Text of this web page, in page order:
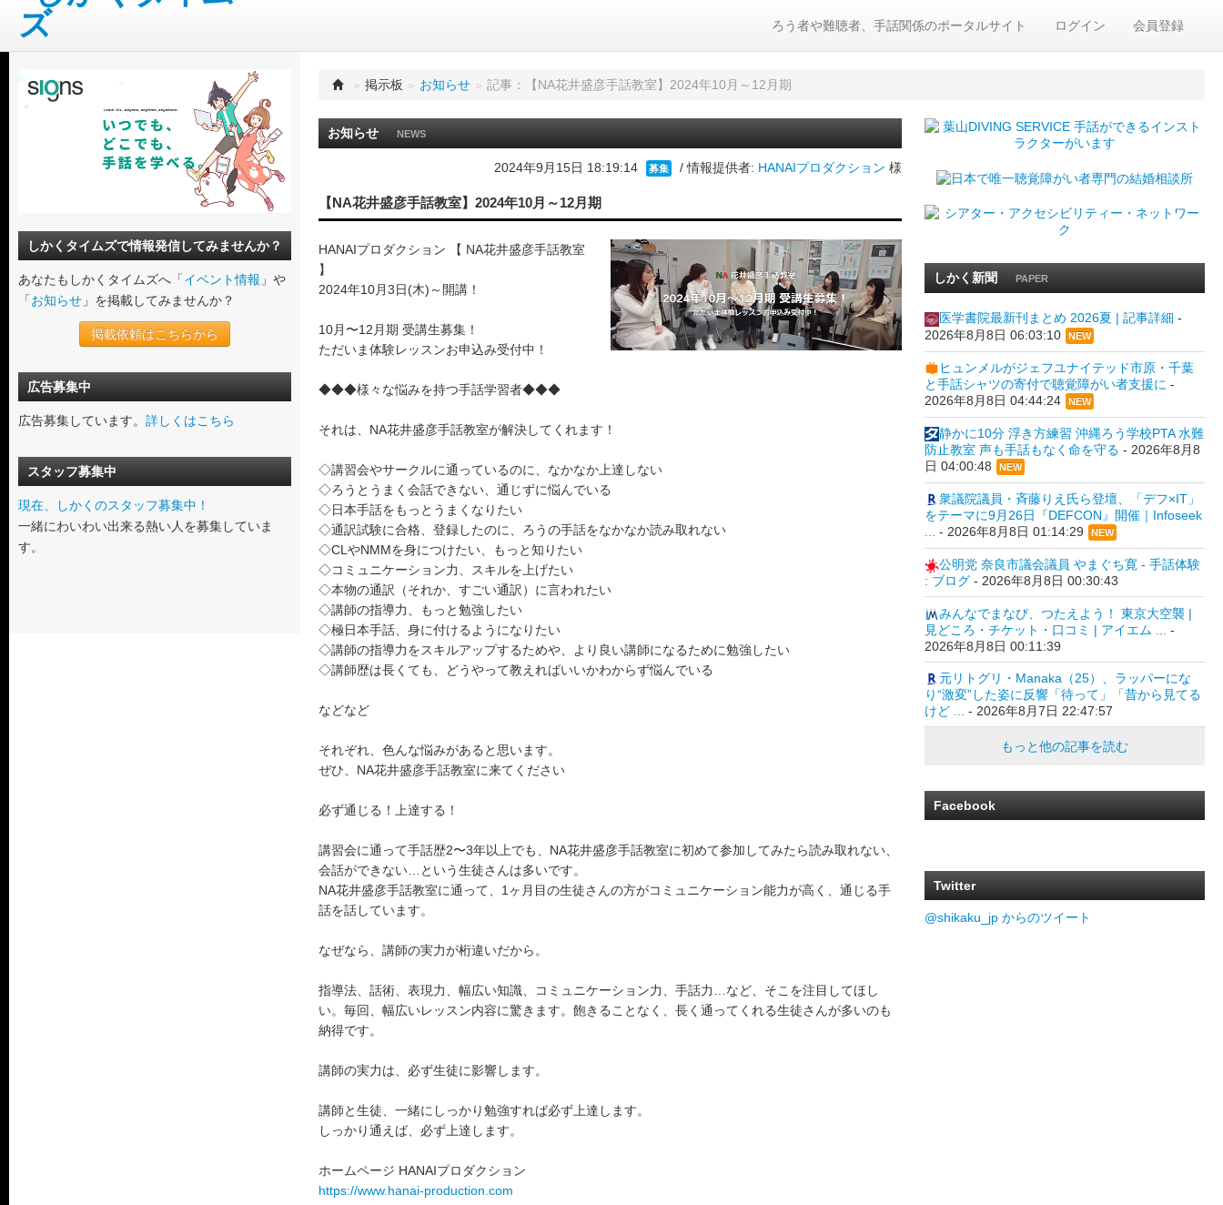
ログイン 会員登録
ろう者や難聴者、手話関係のポータルサイト
しかくタイムズで情報発信してみませんか？
あなたもしかくタイムズへ「イベント情報 」や
「お知らせ 」を掲載してみませんか？
掲載依頼はこちらから
広告募集中
広告募集しています。 詳しくはこちら
スタッフ募集中
現在、しかくのスタッフ募集中！
一緒にわいわい出来る熱い人を募集していま
す。
» 掲示板 » お知らせ » 記事：【NA花井盛彦手話教室】2024年10月～12月期
お知らせ NEWS
2024年9月15日 18:19:14 募集 / 情報提供者: HANAIプロダクション 様
【NA花井盛彦手話教室】2024年10月～12月期
HANAIプロダクション 【 NA花井盛彦手話教室
】
2024年10月3日(木)～開講！
10月〜12月期 受講生募集！
ただいま体験レッスンお申込み受付中！
◆◆◆様々な悩みを持つ手話学習者◆◆◆
それは、NA花井盛彦手話教室が解決してくれます！
◇講習会やサークルに通っているのに、なかなか上達しない
◇ろうとうまく会話できない、通じずに悩んでいる
◇日本手話をもっとうまくなりたい
◇通訳試験に合格、登録したのに、ろうの手話をなかなか読み取れない
◇CLやNMMを身につけたい、もっと知りたい
◇コミュニケーション力、スキルを上げたい
◇本物の通訳（それか、すごい通訳）に言われたい
◇講師の指導力、もっと勉強したい
◇極日本手話、身に付けるようになりたい
◇講師の指導力をスキルアップするためや、より良い講師になるために勉強したい
◇講師歴は長くても、どうやって教えればいいかわからず悩んでいる
などなど
それぞれ、色んな悩みがあると思います。
ぜひ、NA花井盛彦手話教室に来てください
必ず通じる！上達する！
講習会に通って手話歴2〜3年以上でも、NA花井盛彦手話教室に初めて参加してみたら読み取れない、
会話ができない…という生徒さんは多いです。
NA花井盛彦手話教室に通って、1ヶ月目の生徒さんの方がコミュニケーション能力が高く、通じる手
話を話しています。
なぜなら、講師の実力が桁違いだから。
指導法、話術、表現力、幅広い知識、コミュニケーション力、手話力…など、そこを注目してほし
い。毎回、幅広いレッスン内容に驚きます。飽きることなく、長く通ってくれる生徒さんが多いのも
納得です。
講師の実力は、必ず生徒に影響します。
講師と生徒、一緒にしっかり勉強すれば必ず上達します。
しっかり通えば、必ず上達します。
ホームページ HANAIプロダクション
https://www.hanai-production.com
しかく新聞 PAPER
医学書院最新刊まとめ 2026夏 | 記事詳細 -
2026年8月8日 06:03:10
NEW
ヒュンメルがジェフユナイテッド市原・千葉
と手話シャツの寄付で聴覚障がい者支援に -
2026年8月8日 04:44:24
NEW
静かに10分 浮き方練習 沖縄ろう学校PTA 水難
防止教室 声も手話もなく命を守る - 2026年8月8
日 04:00:48
NEW
衆議院議員・斉藤りえ氏ら登壇、「デフ×IT」
をテーマに9月26日『DEFCON』開催｜Infoseek
... - 2026年8月8日 01:14:29 NEW
公明党 奈良市議会議員 やまぐち寛 - 手話体験
: ブログ- 2026年8月8日 00:30:43
みんなでまなび、つたえよう！ 東京大空襲 |
見どころ・チケット・口コミ | アイエム ...
-
2026年8月8日 00:11:39
元リトグリ・Manaka（25）、ラッパーにな
り“激変”した姿に反響「待って」「昔から見てる
けど ... - 2026年8月7日 22:47:57
もっと他の記事を読む
Facebook
Twitter
@shikaku_jp からのツイート